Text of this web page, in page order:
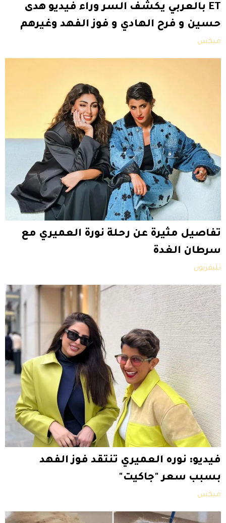
ET بالعربي يكشف السر وراء فيديو هدى
حسين و فرح الهادي و فوز الفهد وغيرهم
ميكس
تفاصيل مثيرة عن رحلة نورة العميري مع
سرطان الغدة
تليفزيون
فيديو: نوره العميري تنتقد فوز الفهد
بسبب سعر "جاكيت"
ميكس